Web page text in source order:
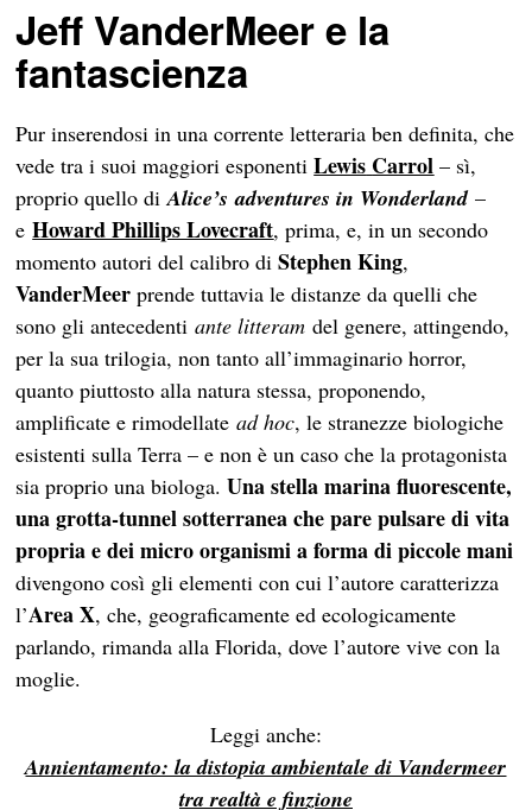
Jeff VanderMeer e la
fantascienza
Pur inserendosi in una corrente letteraria ben definita, che
vede tra i suoi maggiori esponentiLewis Carrol – sì,
proprio quello diAlice’s adventures in Wonderland–
eHoward Phillips Lovecraft, prima, e, in un secondo
momento autori del calibro diStephen King,
VanderMeer prende tuttavia le distanze da quelli che
sono gli antecedentiante litteramdel genere, attingendo,
per la sua trilogia, non tanto all’immaginario horror,
quanto piuttosto alla natura stessa, proponendo,
amplificate e rimodellatead hoc, le stranezze biologiche
esistenti sulla Terra – e non è un caso che la protagonista
sia proprio una biologa.Una stella marina fluorescente,
una grotta-tunnel sotterranea che pare pulsare di vita
propria e dei micro organismi a forma di piccole mani
divengono così gli elementi con cui l’autore caratterizza
l’Area X, che, geograficamente ed ecologicamente
parlando, rimanda alla Florida, dove l’autore vive con la
moglie.
Leggi anche:
Annientamento: la distopia ambientale di Vandermeer
tra realtà e finzione